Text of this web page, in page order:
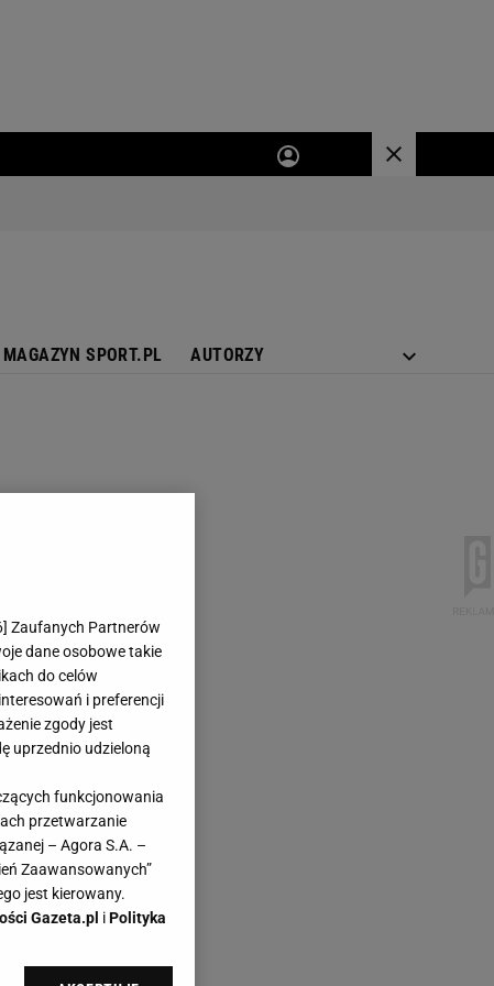
MAGAZYN SPORT.PL AUTORZY
] Zaufanych Partnerów
dane osobowe takie
do celów
i preferencji
zgody jest
uprzednio udzieloną
funkcjonowania
przetwarzanie
– Agora S.A. –
Zaawansowanych”
jest kierowany.
Gazeta.pl iPolityka